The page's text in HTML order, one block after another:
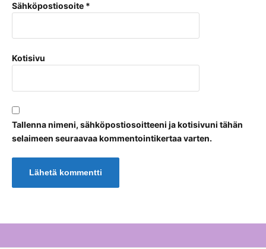
Sähköpostiosoite *
Kotisivu
Tallenna nimeni, sähköpostiosoitteeni ja kotisivuni tähän
selaimeen seuraavaa kommentointikertaa varten.